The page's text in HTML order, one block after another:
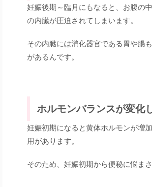
妊娠後期～臨月にもなると、お腹の
の内臓が圧迫されてしまいます。
その内臓には消化器官である胃や腸
があるんです。
ホルモンバランスが変化
妊娠初期になると黄体ホルモンが増
用があります。
そのため、妊娠初期から便秘に悩ま